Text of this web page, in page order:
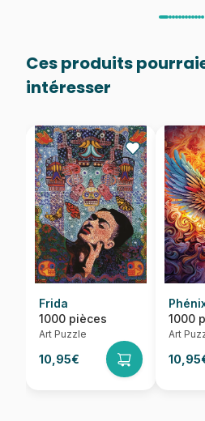
Ces produits
intéresser
Frida
1000 pièces
Art Puzzle
10,95€
1000
Art